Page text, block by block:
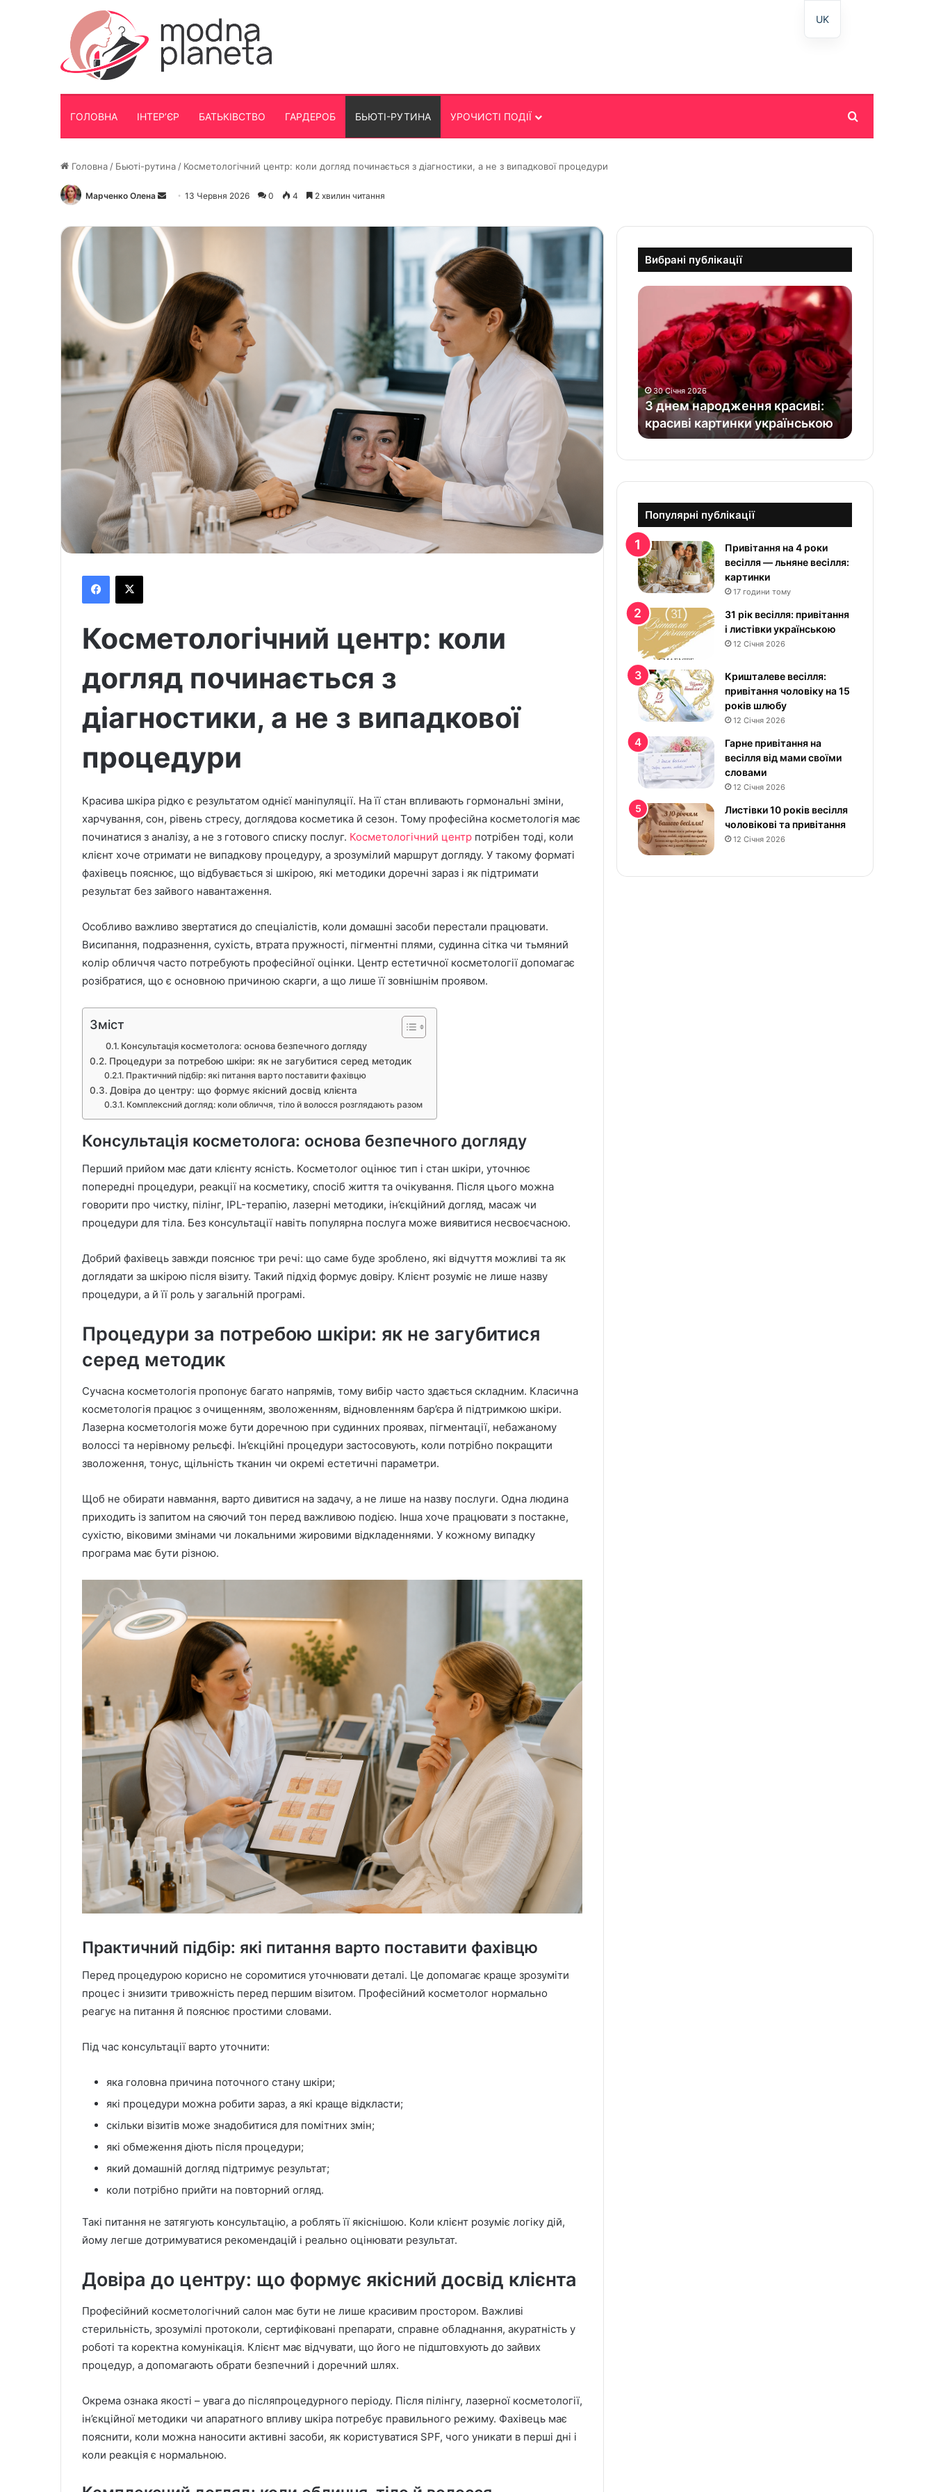
ГОЛОВНА ІНТЕР’ЄР БАТЬКІВСТВО ГАРДЕРОБ БЬЮТІ-РУТИНА УРОЧИСТІ ПОДІЇ
Головна / Бьюті-рутина / Косметологічний центр: коли догляд починається з діагностики, а не з випадкової процедури
Марченко Олена
Надішліть
листа
13 Червня 2026 0 4 2 хвилин читання
Косметологічний центр: коли
догляд починається з
діагностики, а не з випадкової
процедури
Красива шкіра рідко є результатом однієї маніпуляції. На її стан впливають гормональні зміни,
харчування, сон, рівень стресу, доглядова косметика й сезон. Тому професійна косметологія має
починатися з аналізу, а не з готового списку послуг. Косметологічний центр потрібен тоді, коли
клієнт хоче отримати не випадкову процедуру, а зрозумілий маршрут догляду. У такому форматі
фахівець пояснює, що відбувається зі шкірою, які методики доречні зараз і як підтримати
результат без зайвого навантаження.
Особливо важливо звертатися до спеціалістів, коли домашні засоби перестали працювати.
Висипання, подразнення, сухість, втрата пружності, пігментні плями, судинна сітка чи тьмяний
колір обличчя часто потребують професійної оцінки. Центр естетичної косметології допомагає
розібратися, що є основною причиною скарги, а що лише її зовнішнім проявом.
Зміст
Консультація косметолога: основа безпечного догляду
Процедури за потребою шкіри: як не загубитися серед методик
Практичний підбір: які питання варто поставити фахівцю
Довіра до центру: що формує якісний досвід клієнта
Комплексний догляд: коли обличчя, тіло й волосся розглядають разом
Консультація косметолога: основа безпечного догляду
Перший прийом має дати клієнту ясність. Косметолог оцінює тип і стан шкіри, уточнює
попередні процедури, реакції на косметику, спосіб життя та очікування. Після цього можна
говорити про чистку, пілінг, IPL-терапію, лазерні методики, ін’єкційний догляд, масаж чи
процедури для тіла. Без консультації навіть популярна послуга може виявитися несвоєчасною.
Добрий фахівець завжди пояснює три речі: що саме буде зроблено, які відчуття можливі та як
доглядати за шкірою після візиту. Такий підхід формує довіру. Клієнт розуміє не лише назву
процедури, а й її роль у загальній програмі.
Процедури за потребою шкіри: як не загубитися
серед методик
Сучасна косметологія пропонує багато напрямів, тому вибір часто здається складним. Класична
косметологія працює з очищенням, зволоженням, відновленням бар’єра й підтримкою шкіри.
Лазерна косметологія може бути доречною при судинних проявах, пігментації, небажаному
волоссі та нерівному рельєфі. Ін’єкційні процедури застосовують, коли потрібно покращити
зволоження, тонус, щільність тканин чи окремі естетичні параметри.
Щоб не обирати навмання, варто дивитися на задачу, а не лише на назву послуги. Одна людина
приходить із запитом на сяючий тон перед важливою подією. Інша хоче працювати з постакне,
сухістю, віковими змінами чи локальними жировими відкладеннями. У кожному випадку
програма має бути різною.
Практичний підбір: які питання варто поставити фахівцю
Перед процедурою корисно не соромитися уточнювати деталі. Це допомагає краще зрозуміти
процес і знизити тривожність перед першим візитом. Професійний косметолог нормально
реагує на питання й пояснює простими словами.
Під час консультації варто уточнити:
яка головна причина поточного стану шкіри;
які процедури можна робити зараз, а які краще відкласти;
скільки візитів може знадобитися для помітних змін;
які обмеження діють після процедури;
який домашній догляд підтримує результат;
коли потрібно прийти на повторний огляд.
Такі питання не затягують консультацію, а роблять її якіснішою. Коли клієнт розуміє логіку дій,
йому легше дотримуватися рекомендацій і реально оцінювати результат.
Довіра до центру: що формує якісний досвід клієнта
Професійний косметологічний салон має бути не лише красивим простором. Важливі
стерильність, зрозумілі протоколи, сертифіковані препарати, справне обладнання, акуратність у
роботі та коректна комунікація. Клієнт має відчувати, що його не підштовхують до зайвих
процедур, а допомагають обрати безпечний і доречний шлях.
Окрема ознака якості – увага до післяпроцедурного періоду. Після пілінгу, лазерної косметології,
ін’єкційної методики чи апаратного впливу шкіра потребує правильного режиму. Фахівець має
пояснити, коли можна наносити активні засоби, як користуватися SPF, чого уникати в перші дні і
коли реакція є нормальною.
Вибрані публікації
З
м
н
а
р
о
д
ж
н
р
а
с
и
в
і
:
к
а
с
и
в
к
а
р
т
и
н
к
и
у
р
30 Січня 2026
З днем народження красиві:
красиві картинки українською
Популярні публікації
Привітання на 4 роки
весілля — льняне весілля:
картинки
17 години тому
31 рік весілля: привітання
і листівки українською
12 Січня 2026
Кришталеве весілля:
привітання чоловіку на 15
років шлюбу
12 Січня 2026
Гарне привітання на
весілля від мами своїми
словами
12 Січня 2026
Листівки 10 років весілля
чоловікові та привітання
12 Січня 2026
UK